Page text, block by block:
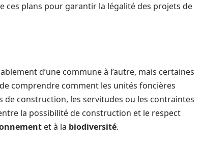
ces plans pour garantir la légalité des projets de
d’une commune à l’autre, mais certaines
comprendre comment les unités foncières
de construction, les servitudes ou les contraintes
la possibilité de construction et le respect
et à la biodiversité.